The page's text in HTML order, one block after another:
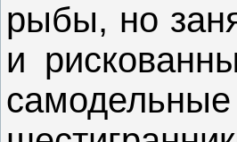
рыбы, но
и